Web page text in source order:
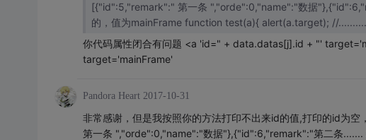
[{"id":5,"remark":" 第一条 ","orde":0,"name":"数据"},{"id":6,"remark":"第二条....... 就像这
的，值为mainFrame function test(a){
你代码属性闭合有问题 <a 'id=" + data.datas[j].id + "'
target='mainFrame'
Pandora Heart 2017-10-31
非常感谢，但是我按照你的方法打印不出来id的值,打印的id为
第一条 ","orde":0,"name":"数据"},{"id":6,"remark":"第二条